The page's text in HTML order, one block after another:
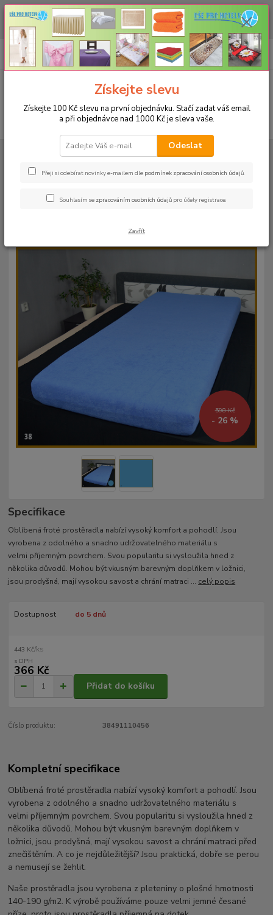
CHCETE NAKOUPIT VĚTŠÍ MNOŽSTVÍ NAŠICH PRODUKTŮ ZA LEPŠÍ
CENU? Klikněte ZDE
CZK
+420 773 794 023
Pondělí-pátek 9-16 hodin
0ks
za0 Kč
PROSTĚRADLA
Froté prostěradla s gumou - 190g/m2 - 45 barev
38 jeans
Froté prostěradlo 180x200cm -
598 Kč
- 26 %
Specifikace
Oblíbená froté prostěradla nabízí vysoký komfort a pohodlí. Jsou
vyrobena z odolného a snadno udržovatelného materiálu s
velmi příjemným povrchem. Svou popularitu si vysloužila hned z
několika důvodů. Mohou být vkusným barevným doplňkem v ložnici,
jsou prodyšná, mají vysokou savost a chrání matraci ... celý popis
Dostupnost do 5 dnů
443 Kč/ks
366 Kč
Přidat do košíku
Číslo produktu: 38491110456
Kompletní specifikace
Oblíbená froté prostěradla nabízí vysoký komfort a pohodlí. Jsou
vyrobena z odolného a snadno udržovatelného materiálu s
velmi příjemným povrchem. Svou popularitu si vysloužila hned z
několika důvodů. Mohou být vkusným barevným doplňkem v
ložnici, jsou prodyšná, mají vysokou savost a chrání matraci před
znečištěním. A co je nejdůležitější? Jsou praktická, dobře se perou
a nemusejí se žehlit.
Naše prostěradla jsou vyrobena z pleteniny o plošné hmotnosti
140-190 g/m2. K výrobě používáme pouze velmi jemné česané
Získejte slevu
Získejte 100 Kč slevu na první objednávku. Stačí zadat váš email
a při objednávce nad 1000 Kč je sleva vaše.
Odeslat
Přeji si odebírat novinky e-mailem dle podmínek zpracování osobních údajů.
Souhlasím se zpracováním osobních údajů pro účely registrace.
Zavřít